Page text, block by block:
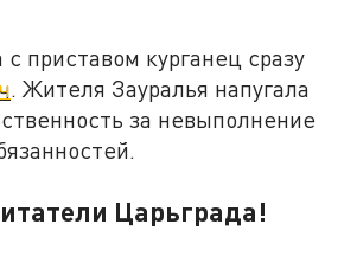
с приставом курганец сразу
. Жителя Зауралья напугала
за невыполнение
Царьграда!